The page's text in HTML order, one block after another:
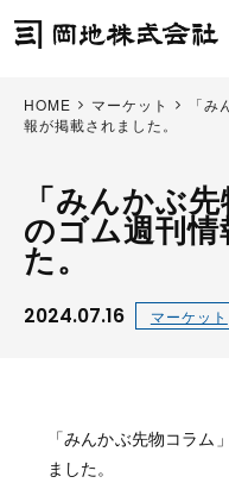
HOME マーケット
「
報が掲載されました。
「みんかぶ
のゴム週刊
た。
2024.07.16 マーケット
「みんかぶ先物コラム
ました。